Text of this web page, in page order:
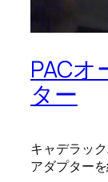
PAC
ター
キャデラッ
アダプターを